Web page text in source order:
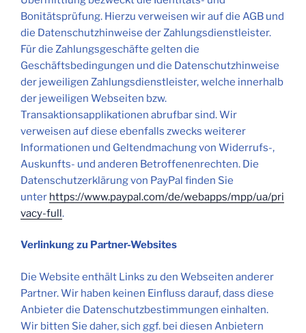
Bonitätsprüfung. Hierzu verweisen wir auf die AGB und
die Datenschutzhinweise der Zahlungsdienstleister.
Für die Zahlungsgeschäfte gelten die
Geschäftsbedingungen und die Datenschutzhinweise
der jeweiligen Zahlungsdienstleister, welche innerhalb
der jeweiligen Webseiten bzw.
Transaktionsapplikationen abrufbar sind. Wir
verweisen auf diese ebenfalls zwecks weiterer
Informationen und Geltendmachung von Widerrufs-,
Auskunfts- und anderen Betroffenenrechten. Die
Datenschutzerklärung von PayPal finden Sie
unter https://www.paypal.com/de/webapps/mpp/ua/pri
vacy-full.
Verlinkung zu Partner-Websites
Die Website enthält Links zu den Webseiten anderer
Partner. Wir haben keinen Einfluss darauf, dass diese
Anbieter die Datenschutzbestimmungen einhalten.
Wir bitten Sie daher, sich ggf. bei diesen Anbietern